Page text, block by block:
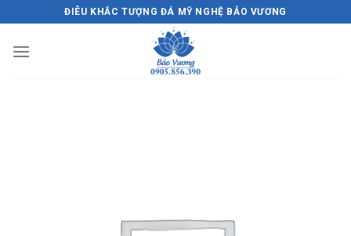
to
content
ĐIÊU KHẮC TƯỢNG ĐÁ MỸ NGHỆ BẢO VƯƠNG